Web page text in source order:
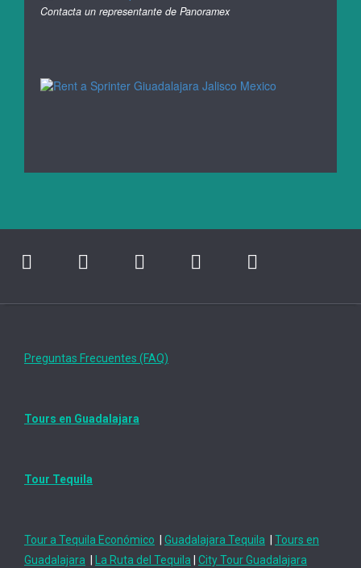
Contacta un representante de Panoramex
Preguntas Frecuentes (FAQ)
Tours en Guadalajara
Tour Tequila
Tour a Tequila Económico Guadalajara Tequila
Tours en
Guadalajara
La Ruta del Tequila City Tour Guadalajara